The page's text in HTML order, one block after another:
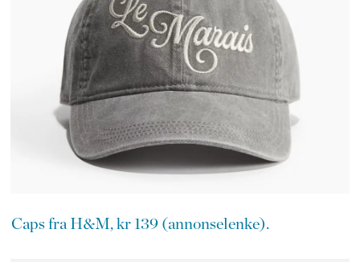
Caps fra H&M, kr 139 (annonselenke).